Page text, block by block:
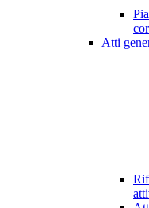
Atti